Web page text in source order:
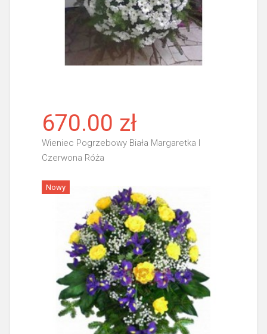
670.00 zł
Wieniec Pogrzebowy Biała Margaretka I
Czerwona Róża
Więcej
Nowy